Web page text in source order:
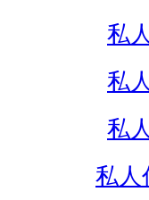
私
私
私
私人